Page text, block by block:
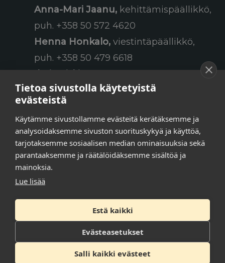
Anna-Mari Jaanu, kehittämispäällikkö,
puh. +358 50 572 4620
Henna Honkalo, viestintäpäällikkö,
puh. +358 50 479 6618
tapahtumakoordinaattori,
puh. +358 45 130 3832
Susanna Laasio, sihteeri,
puh. +358 50 590 4619
tarkeissatoissa[a]kt.fi
Tilaa uutiskirje
Tietosuojaseloste
Saavutettavuusseloste
Tietoa sivustolla käytetyistä
evästeistä
Käytämme sivustollamme evästeitä kerätäksemme ja
analysoidaksemme sivuston suorituskykyä ja käyttöä,
tarjotaksemme sosiaalisen median ominaisuuksia sekä
parantaaksemme ja räätälöidäksemme sisältöä ja
mainoksia.
Lue lisää
Estä kaikki
Evästeasetukset
Salli kaikki evästeet